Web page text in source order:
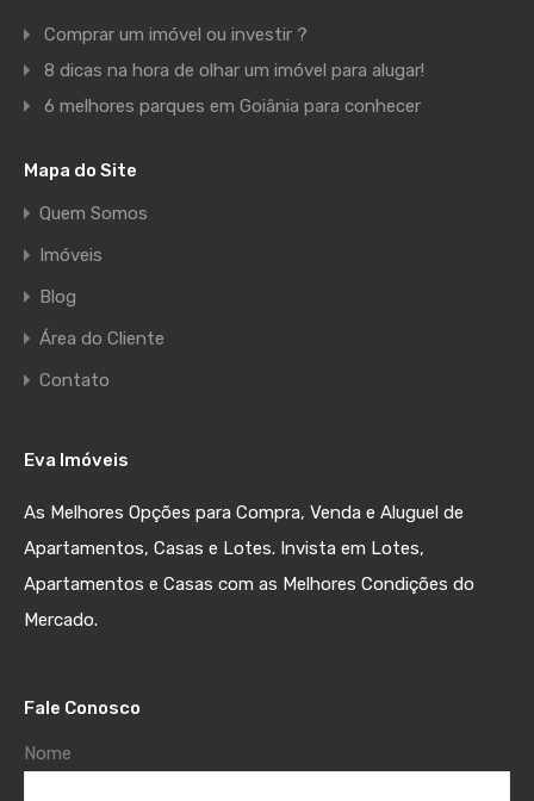
Comprar um imóvel ou investir ?
8 dicas na hora de olhar um imóvel para alugar!
6 melhores parques em Goiânia para conhecer
Mapa do Site
Quem Somos
Imóveis
Blog
Área do Cliente
Contato
Eva Imóveis
As Melhores Opções para Compra, Venda e Aluguel de
Apartamentos, Casas e Lotes. Invista em Lotes,
Apartamentos e Casas com as Melhores Condições do
Mercado.
Fale Conosco
Nome